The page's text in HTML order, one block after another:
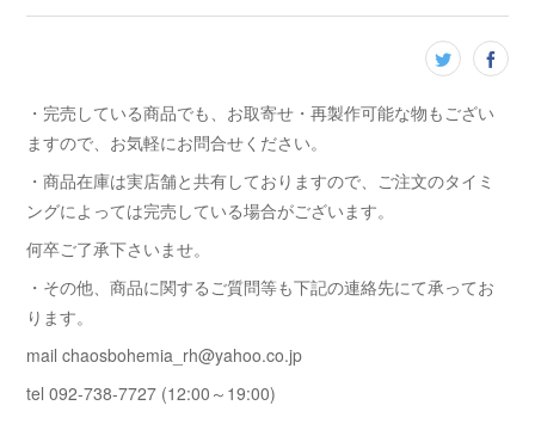
・完売している商品でも、お取寄せ・再製作可能な物もござい
ますので、お気軽にお問合せください。
・商品在庫は実店舗と共有しておりますので、ご注文のタイミ
ングによっては完売している場合がございます。
何卒ご了承下さいませ。
・その他、商品に関するご質問等も下記の連絡先にて承ってお
ります。
mail chaosbohemia_rh@yahoo.co.jp
tel 092-738-7727 (12:00～19:00)